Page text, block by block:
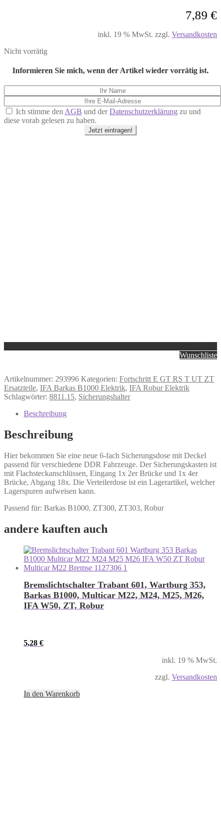
7,89 €
inkl. 19 % MwSt. zzgl. Versandkosten
Nicht vorrätig
Informieren Sie mich, wenn der Artikel wieder vorrätig ist.
Ich stimme den AGB und derDatenschutzerklärung zu und
diese vorab gelesen zu haben.
Jetzt eintragen!
Wunschliste
Artikelnummer: 293996 Kategorien: Fortschritt E GT RS T UT ZT
Ersatzteile, IFA Barkas B1000 Elektrik, IFA Robur Elektrik
Schlagwörter: 8811.15, Sicherungshalter
Beschreibung
Beschreibung
Hier bekommen Sie eine neue 6-fach Sicherungsdose mit Deckel
passend für verschiedene DDR Fahrzeuge. Der Sicherungskasten ist
mit Flachsteckanschlüssen, Eingang 1x 2er Brücke und 1x 4er
Brücke, Abgang 18x. Die Verteilerdose ist ein Lagerartikel, welcher
Lagerspuren aufweisen kann.
Passend für: Barkas B1000, ZT300, ZT303, Robur
andere kauften auch
Bremslichtschalter Trabant 601, Wartburg 353,
Barkas B1000, Multicar M22, M24, M25, M26,
IFA W50, ZT, Robur
5,28 €
inkl. 19 % MwSt.
zzgl. Versandkosten
In den Warenkorb